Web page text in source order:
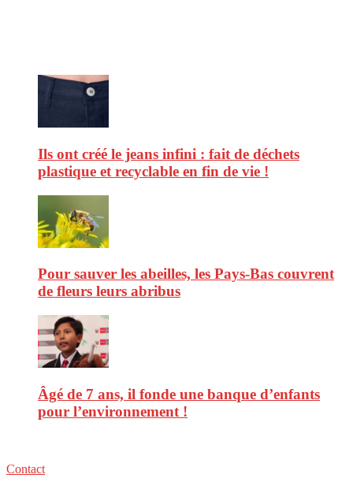
Ils ont créé le jeans infini : fait de déchets
plastique et recyclable en fin de vie !
Pour sauver les abeilles, les Pays-Bas couvrent
de fleurs leurs abribus
Âgé de 7 ans, il fonde une banque d’enfants
pour l’environnement !
Contact